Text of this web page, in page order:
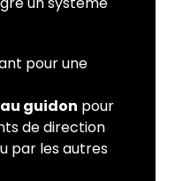
pour une
guidon pour
de direction
par les autres